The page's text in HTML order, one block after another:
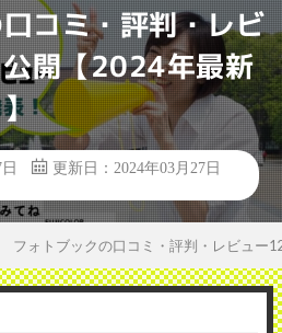
コミ・評判・レビ
開【2024年最新
更新日：2024年03月27日
フォトブックの口コミ・評判・レビュー